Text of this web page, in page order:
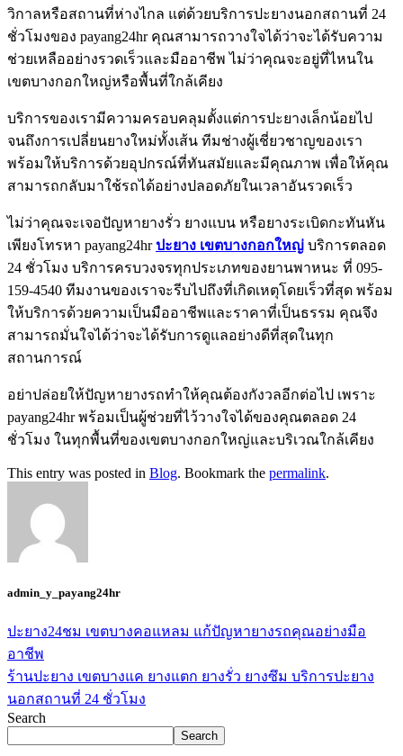
วิกาลหรือสถานที่ห่างไกล แต่ด้วยบริการปะยางนอกสถานที่ 24
ชั่วโมงของ payang24hr คุณสามารถวางใจได้ว่าจะได้รับความ
ช่วยเหลืออย่างรวดเร็วและมืออาชีพ ไม่ว่าคุณจะอยู่ที่ไหนใน
เขตบางกอกใหญ่หรือพื้นที่ใกล้เคียง
บริการของเรามีความครอบคลุมตั้งแต่การปะยางเล็กน้อยไป
จนถึงการเปลี่ยนยางใหม่ทั้งเส้น ทีมช่างผู้เชี่ยวชาญของเรา
พร้อมให้บริการด้วยอุปกรณ์ที่ทันสมัยและมีคุณภาพ เพื่อให้คุณ
สามารถกลับมาใช้รถได้อย่างปลอดภัยในเวลาอันรวดเร็ว
ไม่ว่าคุณจะเจอปัญหายางรั่ว ยางแบน หรือยางระเบิดกะทันหัน
เพียงโทรหา payang24hrปะยาง เขตบางกอกใหญ่ บริการตลอด
24 ชั่วโมง บริการครบวงจรทุกประเภทของยานพาหนะ ที่ 095-
159-4540 ทีมงานของเราจะรีบไปถึงที่เกิดเหตุโดยเร็วที่สุด พร้อม
ให้บริการด้วยความเป็นมืออาชีพและราคาที่เป็นธรรม คุณจึง
สามารถมั่นใจได้ว่าจะได้รับการดูแลอย่างดีที่สุดในทุก
สถานการณ์
อย่าปล่อยให้ปัญหายางรถทำให้คุณต้องกังวลอีกต่อไป เพราะ
payang24hr พร้อมเป็นผู้ช่วยที่ไว้วางใจได้ของคุณตลอด 24
ชั่วโมง ในทุกพื้นที่ของเขตบางกอกใหญ่และบริเวณใกล้เคียง
This entry was posted in Blog. Bookmark the permalink.
admin_y_payang24hr
ปะยาง24ชม เขตบางคอแหลม แก้ปัญหายางรถคุณอย่างมือ
อาชีพ
ร้านปะยาง เขตบางแค ยางแตก ยางรั่ว ยางซึม บริการปะยาง
นอกสถานที่ 24 ชั่วโมง
Search
Search